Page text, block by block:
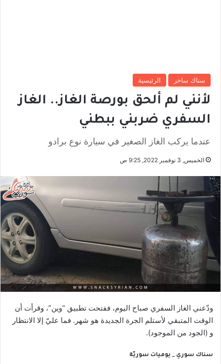
سناك ساخر الرئيسية
لأنني لم ألحق بورصة الغاز.. الغاز
السفري ضربني ببطني
عندما يركب الغاز الصغير في سيارة نوع برادو
الخميس, 3 نوفمبر 2022, 9:25 ص
ودّعني الغاز السفري صباح اليوم، ففتحت تطبيق “وين”، وقرأت أن
الوقت المتبقي لأستلم الجرة الجديدة هو شهر. فما عليّ إلا الانتظار
و (الجود من الموجود).
سناك سوري _ يوميات سوريّة